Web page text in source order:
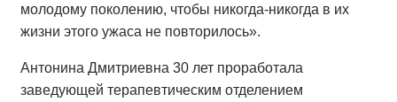
молодому поколению, чтобы никогда-никогда в их
жизни этого ужаса не повторилось».
Антонина Дмитриевна 30 лет проработала
заведующей терапевтическим отделением